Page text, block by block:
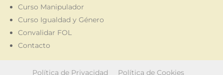
Curso Manipulador
Curso Igualdad y Género
Convalidar FOL
Contacto
Política de Privacidad Política de Cookies